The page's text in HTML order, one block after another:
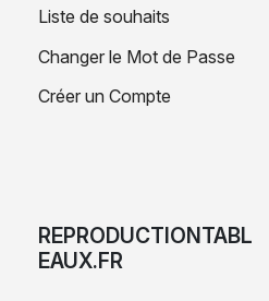
Liste de souhaits
Changer le Mot de Passe
Créer un Compte
REPRODUCTIONTABL
EAUX.FR